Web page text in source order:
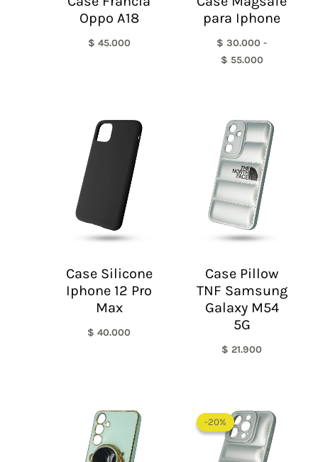
Oppo A18
$ 45.000
para Iphone
$ 30.000 -
$ 55.000
Case Silicone
Iphone 12 Pro
Max
$ 40.000
Case Pillow
TNF Samsung
Galaxy M54
5G
$ 21.900
-20%
-20%
precio
original
era:
$ 60.000.